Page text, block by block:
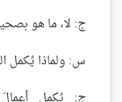
ج: لا، ما هو
س: ولماذا يُكمل